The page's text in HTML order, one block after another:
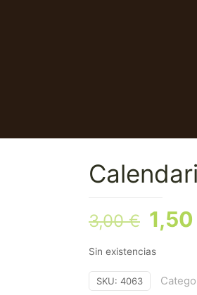
3,00€ El
precio
era:
1,50
Sin existencias
SKU: 4063